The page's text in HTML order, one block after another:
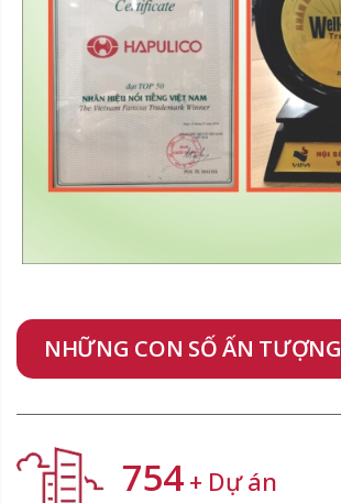
NHỮNG CON SỐ ẤN TƯỢNG
989 + Dự án